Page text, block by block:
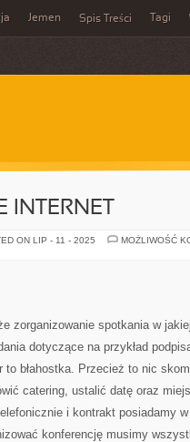
Jemen Spis Treści Tagi
ON LIP - 11 - 2025
MOŻLIWOŚĆ
zorganizowanie spotkania w
dotyczące na przykład
błahostka. Przecież to nic
catering, ustalić datę oraz
i kontrakt posiadamy w
konferencję musimy